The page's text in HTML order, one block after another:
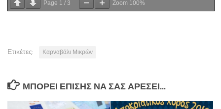
Page 1 / 3 Zoom 100%
Ετικέτες: Καρναβάλι Μικρών
ΜΠΟΡΕΊ ΕΠΊΣΗΣ ΝΑ ΣΑΣ ΑΡΈΣΕΙ...